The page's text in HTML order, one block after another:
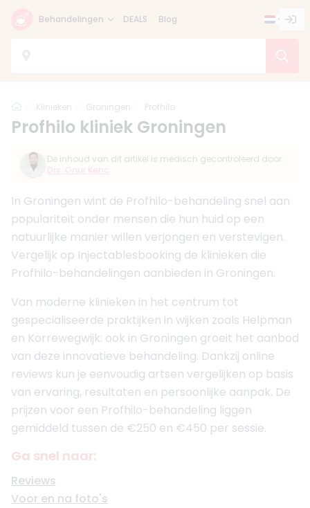
Behandelingen DEALS Blog
Home
Klinieken Groningen Profhilo
Profhilo kliniek Groningen
De inhoud van dit artikel is medisch gecontroleerd door:
Drs. Onur Kenc
In Groningen wint de Profhilo-behandeling snel aan
populariteit onder mensen die hun huid op een
natuurlijke manier willen verjongen en verstevigen.
Vergelijk op Injectablesbooking de klinieken die
Profhilo-behandelingen aanbieden in Groningen.
Van moderne klinieken in het centrum tot
gespecialiseerde praktijken in wijken zoals Helpman
en Korrewegwijk: ook in Groningen groeit het aanbod
van deze innovatieve behandeling. Dankzij online
reviews kun je eenvoudig artsen vergelijken op basis
van ervaring, resultaten en persoonlijke aanpak. De
prijzen voor een Profhilo-behandeling liggen
gemiddeld tussen de €250 en €450 per sessie.
Ga snel naar:
Reviews
Voor en na foto's